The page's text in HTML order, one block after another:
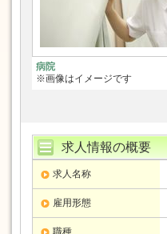
病院
※画像はイメージです
求人情報の概要
求人名称
雇用形態
職種